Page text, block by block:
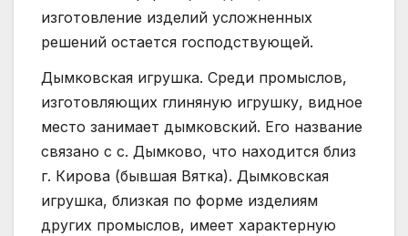
изготовление изделий усложненных
решений остается господствующей.
Дымковская игрушка. Среди промыслов,
изготовляющих глиняную игрушку, видное
место занимает дымковский. Его название
связано с с. Дымково, что находится близ
г. Кирова (бывшая Вятка). Дымковская
игрушка, близкая по форме изделиям
других промыслов, имеет характерную